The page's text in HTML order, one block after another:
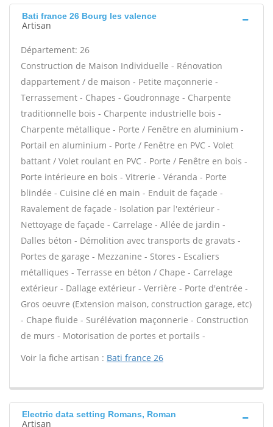
Bati france 26 Bourg les valence
Artisan
Département: 26
Construction de Maison Individuelle - Rénovation
dappartement / de maison - Petite maçonnerie -
Terrassement - Chapes - Goudronnage - Charpente
traditionnelle bois - Charpente industrielle bois -
Charpente métallique - Porte / Fenêtre en aluminium -
Portail en aluminium - Porte / Fenêtre en PVC - Volet
battant / Volet roulant en PVC - Porte / Fenêtre en bois -
Porte intérieure en bois - Vitrerie - Véranda - Porte
blindée - Cuisine clé en main - Enduit de façade -
Ravalement de façade - Isolation par l'extérieur -
Nettoyage de façade - Carrelage - Allée de jardin -
Dalles béton - Démolition avec transports de gravats -
Portes de garage - Mezzanine - Stores - Escaliers
métalliques - Terrasse en béton / Chape - Carrelage
extérieur - Dallage extérieur - Verrière - Porte d'entrée -
Gros oeuvre (Extension maison, construction garage, etc)
- Chape fluide - Surélévation maçonnerie - Construction
de murs - Motorisation de portes et portails -
Voir la fiche artisan : Bati france 26
Electric data setting Romans, Roman
Artisan